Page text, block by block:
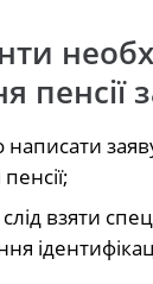
пенсії
написати
взяти